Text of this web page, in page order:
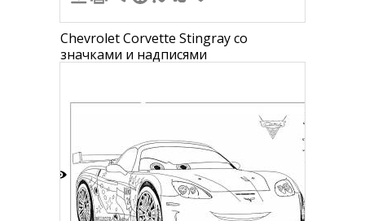
Chevrolet Corvette Stingray со
значками и надписями